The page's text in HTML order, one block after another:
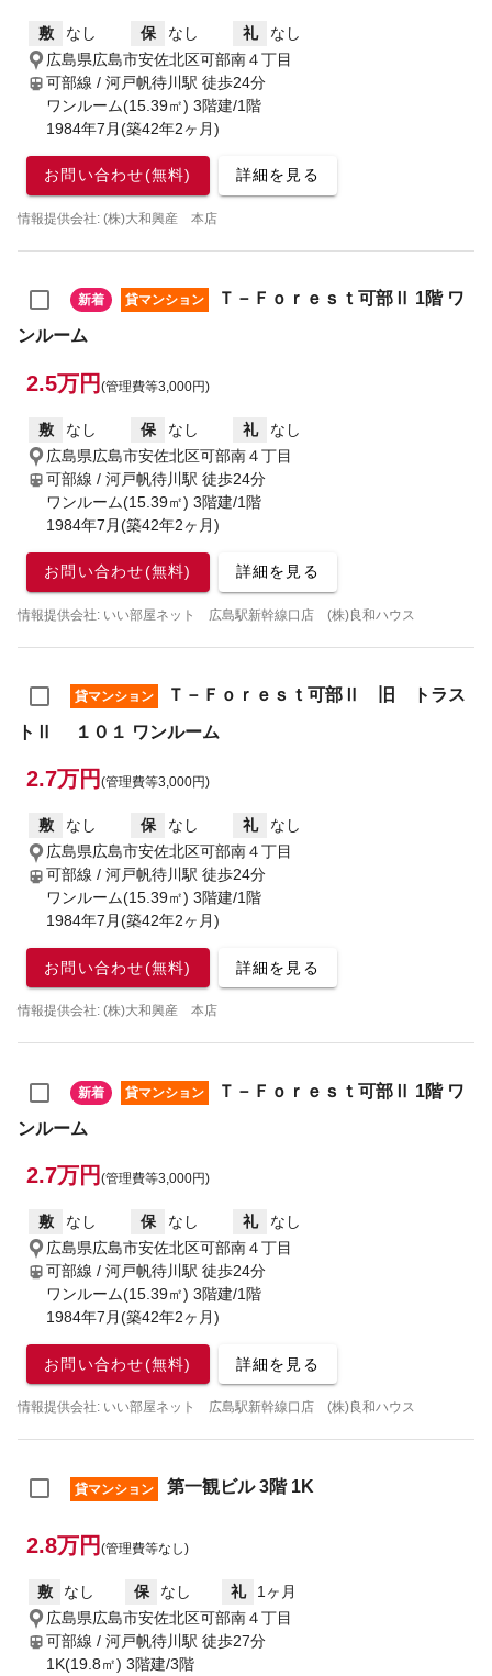
敷 なし 保 なし 礼
なし
広島県広島市安佐北区可部南４丁目
可部線 / 河戸帆待川駅 徒歩24分
ワンルーム(15.39㎡) 3階建/1階
1984年7月(築42年2ヶ月)
お問い合わせ(無料) 詳細を見る
情報提供会社: (株)大和興産 本店
新着 貸マンション
Ｔ－Ｆｏｒｅｓｔ可部Ⅱ 1階 ワ
ンルーム
2.5万円 (管理費等3,000円)
敷 なし 保 なし 礼
なし
広島県広島市安佐北区可部南４丁目
可部線 / 河戸帆待川駅 徒歩24分
ワンルーム(15.39㎡) 3階建/1階
1984年7月(築42年2ヶ月)
お問い合わせ(無料) 詳細を見る
情報提供会社: いい部屋ネット 広島駅新幹線口店 (株)良和ハウス
貸マンション
Ｔ－Ｆｏｒｅｓｔ可部Ⅱ 旧 トラス
トⅡ １０１ ワンルーム
2.7万円 (管理費等3,000円)
敷 なし 保 なし 礼
なし
広島県広島市安佐北区可部南４丁目
可部線 / 河戸帆待川駅 徒歩24分
ワンルーム(15.39㎡) 3階建/1階
1984年7月(築42年2ヶ月)
お問い合わせ(無料) 詳細を見る
情報提供会社: (株)大和興産 本店
新着 貸マンション
Ｔ－Ｆｏｒｅｓｔ可部Ⅱ 1階 ワ
ンルーム
2.7万円 (管理費等3,000円)
敷 なし 保 なし 礼
なし
広島県広島市安佐北区可部南４丁目
可部線 / 河戸帆待川駅 徒歩24分
ワンルーム(15.39㎡) 3階建/1階
1984年7月(築42年2ヶ月)
お問い合わせ(無料) 詳細を見る
情報提供会社: いい部屋ネット 広島駅新幹線口店 (株)良和ハウス
貸マンション 第一観ビル 3階 1K
2.8万円 (管理費等なし)
敷 なし 保 なし 礼
1ヶ月
広島県広島市安佐北区可部南４丁目
可部線 / 河戸帆待川駅 徒歩27分
1K(19.8㎡) 3階建/3階